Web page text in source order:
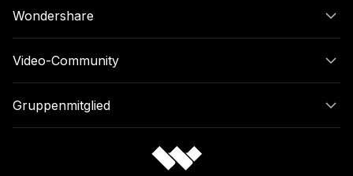
Wondershare
Video-Community
Gruppenmitglied